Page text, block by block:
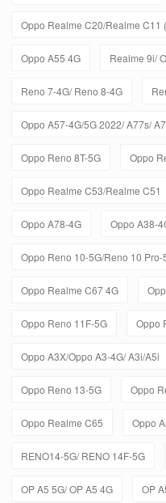
Oppo Realme C20/Realme C11
Oppo A55 4G Realme 9i/
Reno 7-4G/ Reno 8-4G
Oppo A57-4G/5G 2022/ A77s/
Oppo Reno 8T-5G Oppo
Oppo Realme C53/Realme C51
Oppo A78-4G Oppo A38-
Oppo Reno 10-5G/Reno 10 Pro-
Oppo Realme C67 4G
Oppo Reno 11F-5G Oppo
Oppo A3X/Oppo A3-4G/ A3i/A5i
Oppo Reno 13-5G Oppo
Oppo Realme C65 Oppo
RENO14-5G/ RENO 14F-5G
OP A5 5G/ OP A5 4G OP